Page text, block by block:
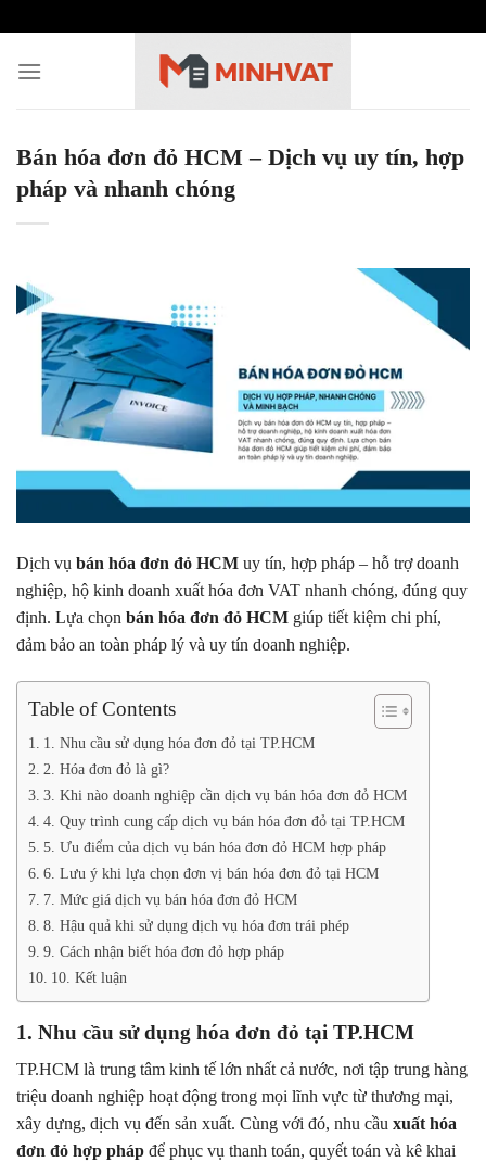
content
Bán hóa đơn đỏ HCM – Dịch vụ uy tín, hợp
pháp và nhanh chóng
Dịch vụ bán hóa đơn đỏ HCM uy tín, hợp pháp – hỗ trợ doanh
nghiệp, hộ kinh doanh xuất hóa đơn VAT nhanh chóng, đúng quy
định. Lựa chọn bán hóa đơn đỏ HCM giúp tiết kiệm chi phí,
đảm bảo an toàn pháp lý và uy tín doanh nghiệp.
Table of Contents
1. Nhu cầu sử dụng hóa đơn đỏ tại TP.HCM
2. Hóa đơn đỏ là gì?
3. Khi nào doanh nghiệp cần dịch vụ bán hóa đơn đỏ HCM
4. Quy trình cung cấp dịch vụ bán hóa đơn đỏ tại TP.HCM
5. Ưu điểm của dịch vụ bán hóa đơn đỏ HCM hợp pháp
6. Lưu ý khi lựa chọn đơn vị bán hóa đơn đỏ tại HCM
7. Mức giá dịch vụ bán hóa đơn đỏ HCM
8. Hậu quả khi sử dụng dịch vụ hóa đơn trái phép
9. Cách nhận biết hóa đơn đỏ hợp pháp
10. Kết luận
1. Nhu cầu sử dụng hóa đơn đỏ tại TP.HCM
TP.HCM là trung tâm kinh tế lớn nhất cả nước, nơi tập trung hàng
triệu doanh nghiệp hoạt động trong mọi lĩnh vực từ thương mại,
xây dựng, dịch vụ đến sản xuất. Cùng với đó, nhu cầu xuất hóa
đơn đỏ hợp pháp để phục vụ thanh toán, quyết toán và kê khai